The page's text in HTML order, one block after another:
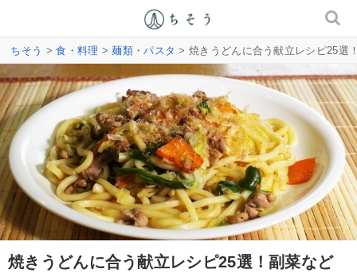
ちそう >食・料理 >麺類・パスタ > 焼きうどんに合う献立レシピ25選
焼きうどんに合う献立レシピ25選！副菜など